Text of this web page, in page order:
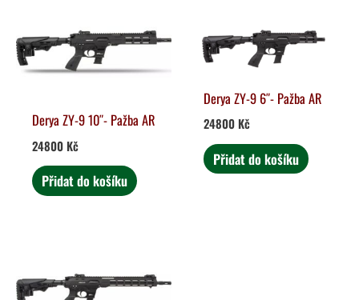
Derya ZY-9 10″- Pažba AR
24800 Kč
Přidat do košíku
Derya ZY-9 6″- Pažba AR
24800 Kč
Přidat do košíku